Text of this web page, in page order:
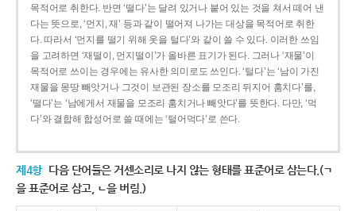
목적어로 취한다. 반면 ‘떨다’는 달려 있거나 붙어 있는 것을 쳐서 떼어 낸
다는 뜻으로, ‘먼지, 재’ 등과 같이 떨어져 나가는 대상을 목적어로 취한
다. 따라서 ‘먼지를 떨기 위해 옷을 털다’와 같이 쓸 수 있다. 이러한 쓰임
을 고려하면 ‘재떨이, 먼지떨이’가 올바른 표기가 된다. 그러나 ‘재물’이
목적어로 쓰이는 경우에는 유사한 의미로도 쓰인다. ‘털다’는 ‘남이 가진
재물을 몽땅 빼앗거나 그것이 보관된 장소를 모조리 뒤지어 훔치다’를,
‘떨다’는 ‘남에게서 재물을 모조리 훔치거나 빼앗다’를 뜻한다. 다만, ‘먹
다’와 결합해 합성어로 쓸 때에는 ‘털어먹다’로 쓴다.
제4항 다음 단어들은 거센소리로 나지 않는 형태를 표준어로 삼는다.(ㄱ
을 표준어로 삼고, ㄴ을 버림.)